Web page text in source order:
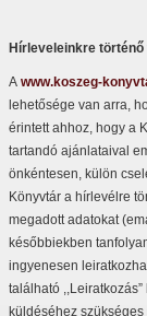
Hírleveleinkre
A www.koszeg-
lehetősége van arra,
érintett ahhoz, hogy a
tartandó ajánlataival
önkéntesen, külön
Könyvtár a hírlevélre
megadott adatokat
későbbiekben
ingyenesen
található
küldéséhez